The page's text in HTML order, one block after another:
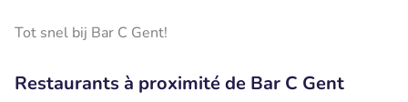
Tot snel bij Bar C Gent!
Restaurants à proximité de Bar C Gent